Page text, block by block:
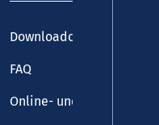
Downloadcenter
FAQ
Online- und Handy-Tickets